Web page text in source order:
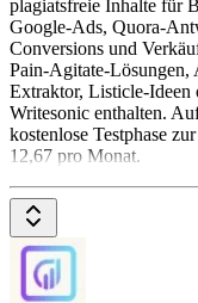
plagiatsfreie Inhalte für
Google-Ads, Quora-
Conversions und
Pain-Agitate-
Extraktor, Listicle-Ideen
Writesonic enthalten.
kostenlose Testphase
12,67 pro Monat.